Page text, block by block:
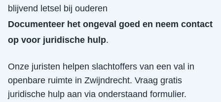
blijvend letsel bij ouderen
Documenteer het ongeval goed en neem contact
op voor juridische hulp.
Onze juristen helpen slachtoffers van een val in
openbare ruimte in Zwijndrecht. Vraag gratis
juridische hulp aan via onderstaand formulier.